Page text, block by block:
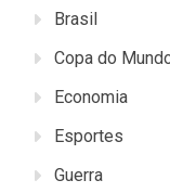
Brasil
Copa do
Economia
Esportes
Guerra